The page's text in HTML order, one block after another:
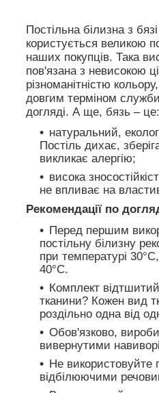
Постільна білизна з
користується великою
наших покупців. Така
пов'язана з невисокою
різноманітністю
довгим терміном
догляді. А ще, бязь – це:
натуральний,
Постіль дихає,
викликає алергію;
висока
не впливає на
Рекомендації по
Перед першим
постільну білизну
при температурі
40°C.
Комплект
тканини? Кожен вид
роздільно одна від
Обов'язково,
вивернутими
Не використовуйте
відбілюючими